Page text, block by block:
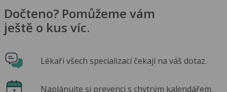
Dočteno? Pomůžeme vám
ještě o kus víc.
Lékaři všech specializací čekají na váš dotaz.
Naplánujte si prevenci s chytrým kalendářem.